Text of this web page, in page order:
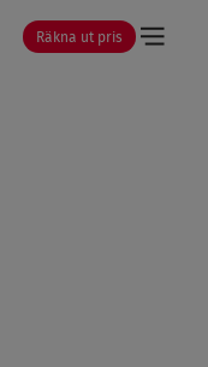
Räkna ut pris
LÄNK